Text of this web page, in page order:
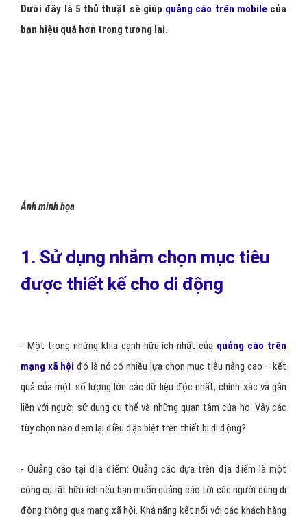
Dưới đây là 5 thủ thuật sẽ giúp quảng cáo trên mobile của
bạn hiệu quả hơn trong tương lai.
Ảnh minh họa
1. Sử dụng nhắm chọn mục tiêu
được thiết kế cho di động
- Một trong những khía cạnh hữu ích nhất củaquảng cáo trên
mạng xã hộiđó là nó có nhiều lựa chọn mục tiêu nâng cao – kết